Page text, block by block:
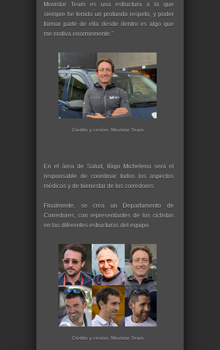
Movistar Team es una estructura a la que
siempre he tenido un profundo respeto, y poder
formar parte de ella desde dentro es algo que
me motiva enormemente.”
Crédito y cesión: Movistar Team
En el área de Salud, Iñigo Michelena será el
responsable de coordinar todos los aspectos
médicos y de bienestar de los corredores.
Finalmente, se crea un Departamento de
Corredores, con representantes de los ciclistas
en las diferentes estructuras del equipo.
Crédito y cesión: Movistar Team